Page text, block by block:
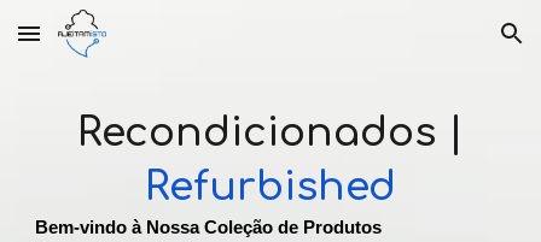
Skip to main content Skip to navigation
Recondicionados |
Refurbished
Bem-vindo à Nossa Coleção de Produtos